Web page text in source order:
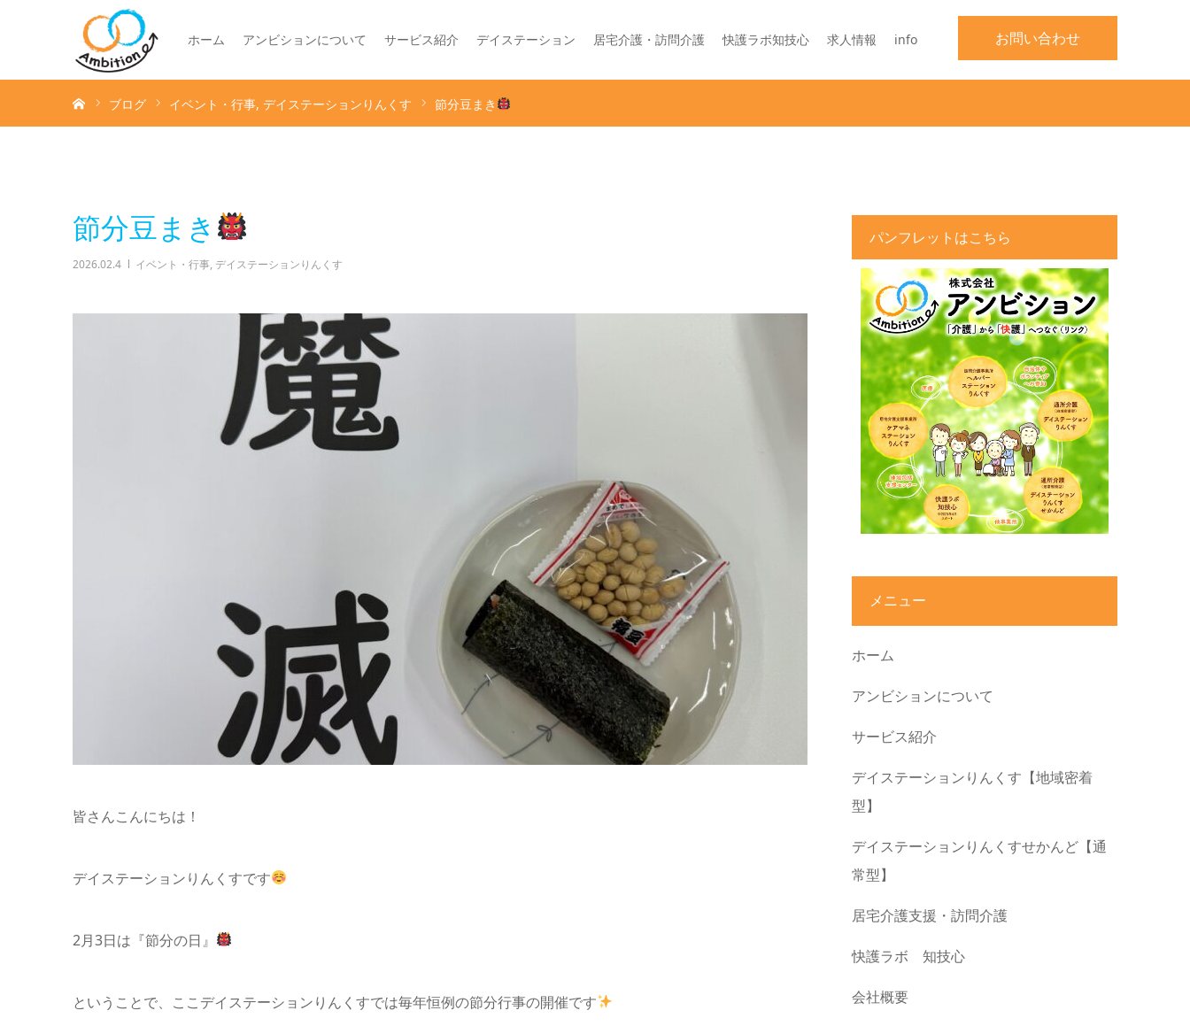
お問い合わせ
ホーム アンビションについて サービス紹介 デイステーション 居宅介護・訪問介護 快護ラボ知技心 求人情報 info
ブログ イベント・行事 デイステーションりんくす 節分豆まき
節分豆まき
2026.02.4 イベント・行事, デイステーションりんくす
皆さんこんにちは！
デイステーションりんくすです
2月3日は『節分の日』
ということで、ここデイステーションりんくすでは毎年恒例の節分行事の開催です
パンフレットはこちら
メニュー
ホーム
アンビションについて
サービス紹介
デイステーションりんくす【地域密着
型】
デイステーションりんくすせかんど【通
常型】
居宅介護支援・訪問介護
快護ラボ 知技心
会社概要